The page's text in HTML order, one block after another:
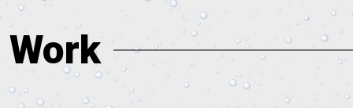
Work